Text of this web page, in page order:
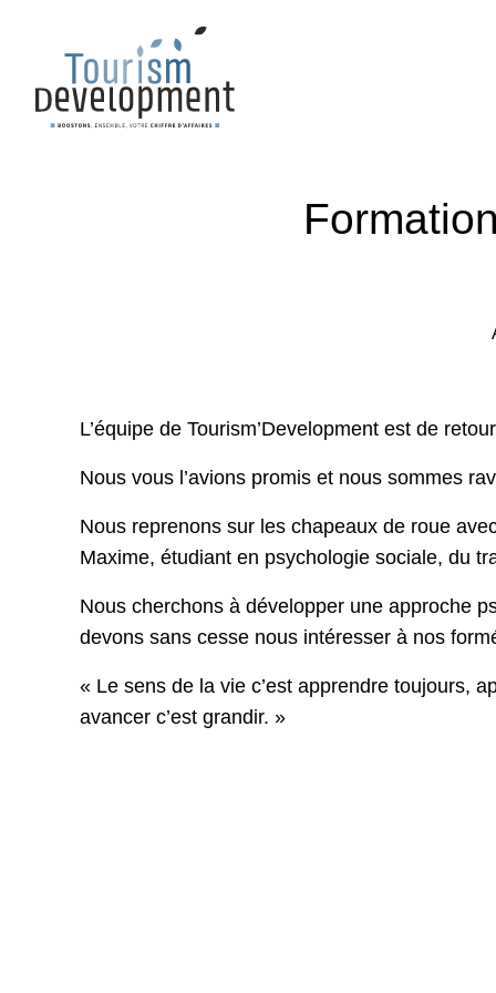
L’équipe de Tourism’Development est de
Nous vous l’avions promis et nous sommes
Nous reprenons sur les chapeaux de roue
Maxime, étudiant en psychologie sociale, du
Nous cherchons à développer une approche
devons sans cesse nous intéresser à nos
« Le sens de la vie c’est apprendre toujours,
avancer c’est grandir. »